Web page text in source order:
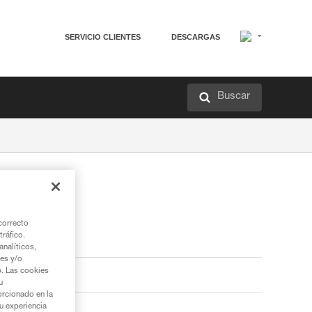
SERVICIO CLIENTES DESCARGAS
Buscar
y/o
Las cookies
en la
experiencia